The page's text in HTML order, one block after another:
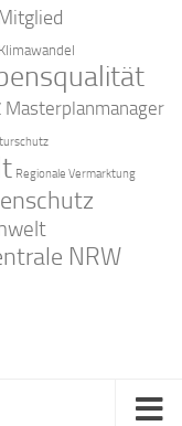
Klimawandel
Masterplanmanager
Regionale Vermarktung
NRW